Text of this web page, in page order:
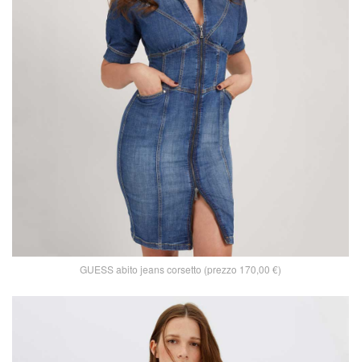
GUESS abito jeans corsetto (prezzo 170,00 €)